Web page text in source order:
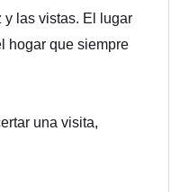
y las vistas. El lugar
hogar que siempre
una visita,